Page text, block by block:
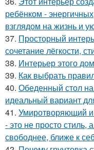
ребёнком -
взглядом на жизнь и
37. Просторный
сочетание лёгкости,
38. Интерьер этого
39. Как выбрать
40. Обеденный стол
идеальный вариант
41. Умиротворяющий и
- это не просто стиль,
свободнее, ближе к